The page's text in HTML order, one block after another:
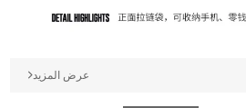
عرض المزيد